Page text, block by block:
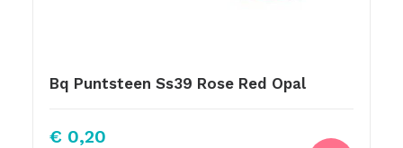
Bq Puntsteen Ss39 Rose Red Opal
€ 0,20